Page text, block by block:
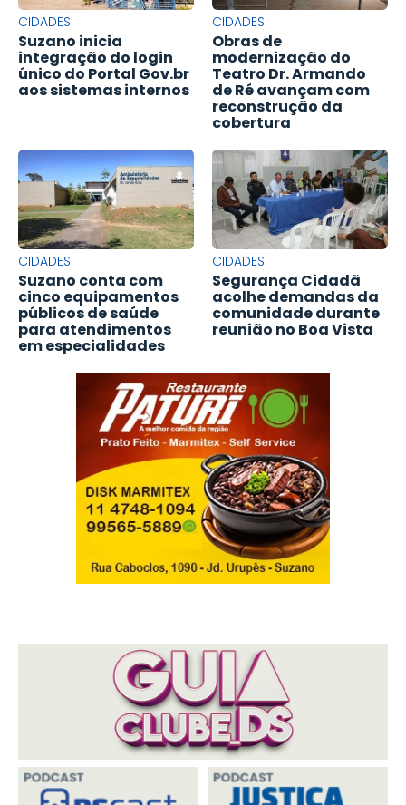
CIDADES
Suzano inicia
integração do login
único do Portal Gov.br
aos sistemas internos
CIDADES
Obras de
modernização do
Teatro Dr. Armando
de Ré avançam com
reconstrução da
cobertura
CIDADES
Suzano conta com
cinco equipamentos
públicos de saúde
para atendimentos
em especialidades
CIDADES
Segurança Cidadã
acolhe demandas da
comunidade durante
reunião no Boa Vista